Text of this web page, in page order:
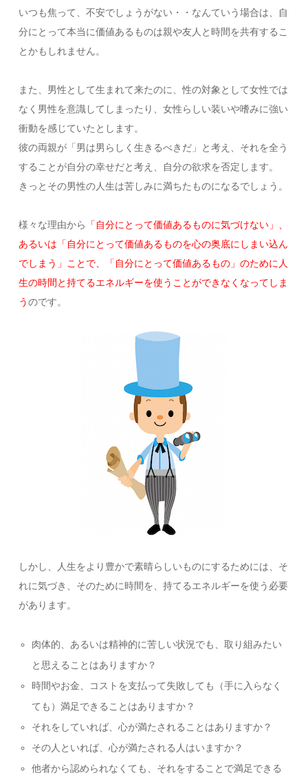
いつも焦って、不安でしょうがない・・なんていう場合は、自
分にとって本当に価値あるものは親や友人と時間を共有するこ
とかもしれません。
また、男性として生まれて来たのに、性の対象として女性では
なく男性を意識してしまったり、女性らしい装いや嗜みに強い
衝動を感じていたとします。
彼の両親が「男は男らしく生きるべきだ」と考え、それを全う
することが自分の幸せだと考え、自分の欲求を否定します。
きっとその男性の人生は苦しみに満ちたものになるでしょう。
様々な理由から
「自分にとって価値あるものに気づけない」、
あるいは「自分にとって価値あるものを心の奥底にしまい込ん
でしまう」ことで、「自分にとって価値あるもの」のために人
生の時間と持てるエネルギーを使うことができなくなってしま
うのです。
しかし、人生をより豊かで素晴らしいものにするためには、そ
れに気づき、そのために時間を、持てるエネルギーを使う必要
があります。
肉体的、あるいは精神的に苦しい状況でも、取り組みたい
と思えることはありますか？
時間やお金、コストを支払って失敗しても（手に入らなく
ても）満足できることはありますか？
それをしていれば、心が満たされることはありますか？
その人といれば、心が満たされる人はいますか？
他者から認められなくても、それをすることで満足できる